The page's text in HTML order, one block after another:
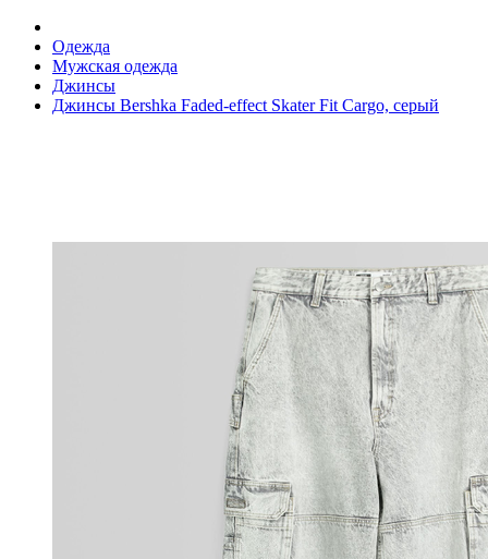
Одежда
Мужская одежда
Джинсы
Джинсы Bershka Faded-effect Skater Fit Cargo, серый